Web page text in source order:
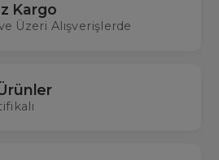
Kargo
Üzeri Alışverişlerde